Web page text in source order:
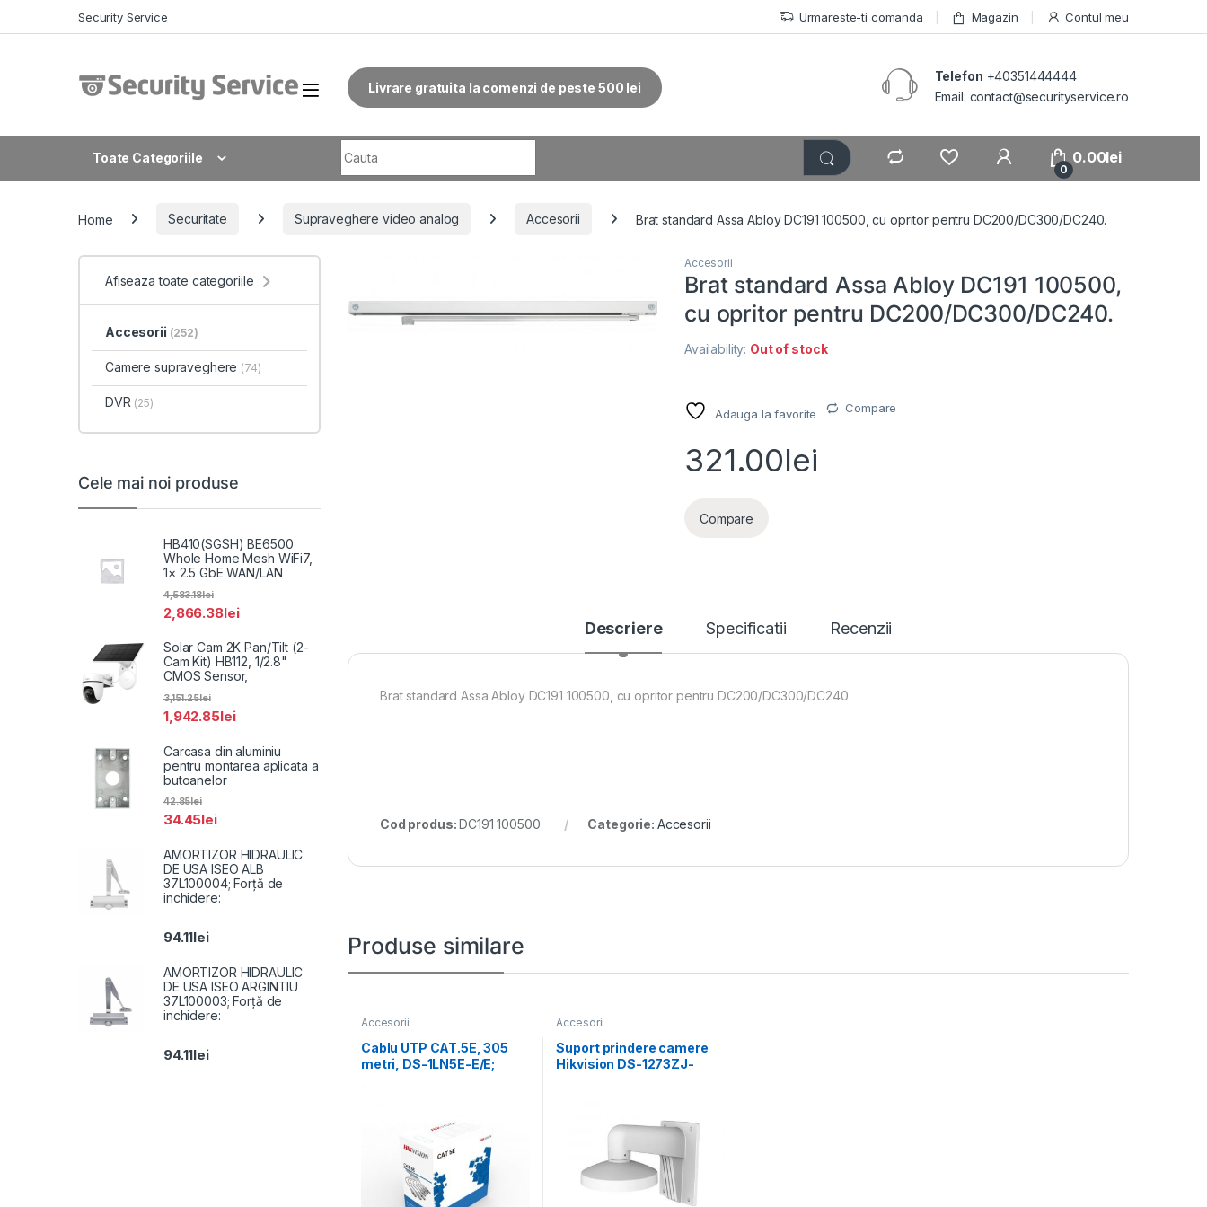
Security Service Urmareste-ti comanda Magazin Contul meu
Livrare gratuita la comenzi de peste 500 lei
Telefon +40351444444
Email: contact@securityservice.ro
Toate Categoriile
0
0.00lei
Home Securitate Supraveghere video analog Accesorii Brat standard Assa Abloy DC191 100500, cu opritor pentru DC200/DC300/DC240.
Accesorii
Brat standard Assa Abloy DC191 100500,
cu opritor pentru DC200/DC300/DC240.
Availability: Out of stock
Adauga la favorite Compare
321.00lei
Compare
Descriere Specificatii Recenzii
Brat standard Assa Abloy DC191 100500, cu opritor pentru DC200/DC300/DC240.
Cod produs:DC191 100500 Categorie: Accesorii
Produse similare
Accesorii
Cablu UTP CAT.5E, 305
metri, DS-1LN5E-E/E;
Accesorii
Suport prindere camere
Hikvision DS-1273ZJ-
Afiseaza toate categoriile
Accesorii (252)
Camere supraveghere (74)
DVR (25)
Cele mai noi produse
HB410(SGSH) BE6500
Whole Home Mesh WiFi7,
1× 2.5 GbE WAN/LAN
2,866.38lei
4,583.18lei
Solar Cam 2K Pan/Tilt (2-
Cam Kit) HB112, 1/2.8"
CMOS Sensor,
1,942.85lei
3,151.25lei
Carcasa din aluminiu
pentru montarea aplicata a
butoanelor
34.45lei
42.85lei
AMORTIZOR HIDRAULIC
DE USA ISEO ALB
37L100004; Forță de
inchidere:
94.11lei
AMORTIZOR HIDRAULIC
DE USA ISEO ARGINTIU
37L100003; Forță de
inchidere:
94.11lei